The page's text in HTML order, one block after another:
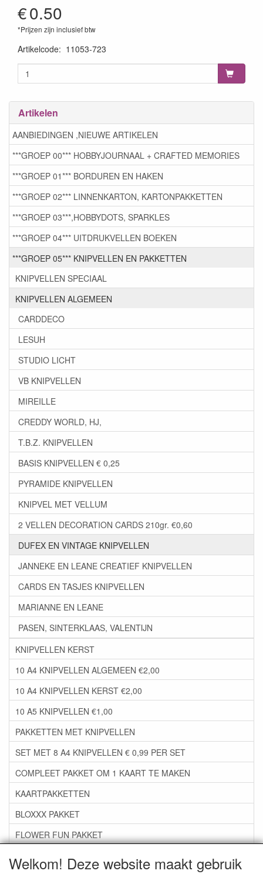
Welkom! Deze website maakt gebruik
€0.50
*Prijzen zijn inclusief btw
Artikelcode: 11053-723
Artikelen
AANBIEDINGEN ,NIEUWE ARTIKELEN
***GROEP 00*** HOBBYJOURNAAL + CRAFTED MEMORIES
***GROEP 01*** BORDUREN EN HAKEN
***GROEP 02*** LINNENKARTON, KARTONPAKKETTEN
***GROEP 03***,HOBBYDOTS, SPARKLES
***GROEP 04*** UITDRUKVELLEN BOEKEN
***GROEP 05*** KNIPVELLEN EN PAKKETTEN
KNIPVELLEN SPECIAAL
KNIPVELLEN ALGEMEEN
CARDDECO
LESUH
STUDIO LICHT
VB KNIPVELLEN
MIREILLE
CREDDY WORLD, HJ,
T.B.Z. KNIPVELLEN
BASIS KNIPVELLEN € 0,25
PYRAMIDE KNIPVELLEN
KNIPVEL MET VELLUM
2 VELLEN DECORATION CARDS 210gr. €0,60
DUFEX EN VINTAGE KNIPVELLEN
JANNEKE EN LEANE CREATIEF KNIPVELLEN
CARDS EN TASJES KNIPVELLEN
MARIANNE EN LEANE
PASEN, SINTERKLAAS, VALENTIJN
KNIPVELLEN KERST
10 A4 KNIPVELLEN ALGEMEEN €2,00
10 A4 KNIPVELLEN KERST €2,00
10 A5 KNIPVELLEN €1,00
PAKKETTEN MET KNIPVELLEN
SET MET 8 A4 KNIPVELLEN € 0,99 PER SET
COMPLEET PAKKET OM 1 KAART TE MAKEN
KAARTPAKKETTEN
BLOXXX PAKKET
FLOWER FUN PAKKET
***GROEP 06*** TAPE/LIJM SNIJMALLEN STEMPELS